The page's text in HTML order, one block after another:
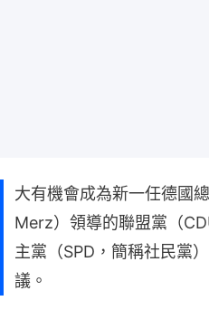
大有機會成為新一任德國
Merz）領導的聯盟黨（
主黨（SPD，簡稱社民黨
議。